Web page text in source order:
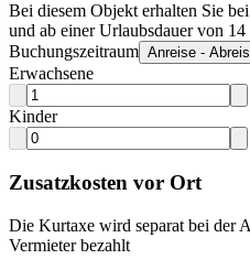
Bei diesem Objekt erhalten Sie
und ab einer Urlaubsdauer von
Buchungszeitraum Anreise -
Erwachsene
Kinder
Zusatzkosten vor Ort
Die Kurtaxe wird separat bei der
Vermieter bezahlt